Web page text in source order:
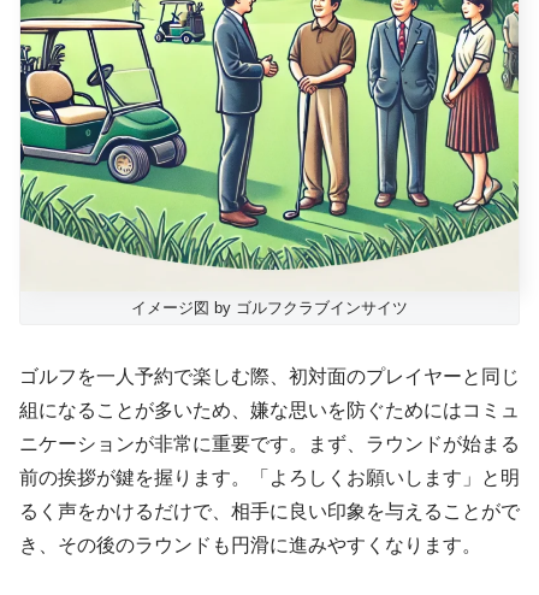
イメージ図 by ゴルフクラブインサイツ
ゴルフを一人予約で楽しむ際、初対面のプレイヤーと同じ
組になることが多いため、嫌な思いを防ぐためにはコミュ
ニケーションが非常に重要です。まず、ラウンドが始まる
前の挨拶が鍵を握ります。「よろしくお願いします」と明
るく声をかけるだけで、相手に良い印象を与えることがで
き、その後のラウンドも円滑に進みやすくなります。